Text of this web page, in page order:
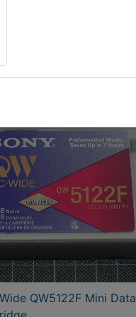
QW5122F Mini Data